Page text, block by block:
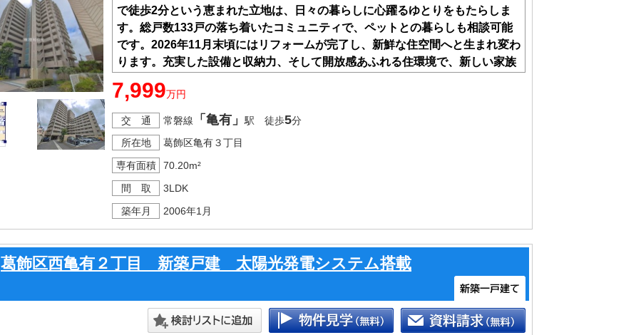
で徒歩2分という恵まれた立地は、日々の暮らしに心躍るゆとりをもたらしま
す。総戸数133戸の落ち着いたコミュニティで、ペットとの暮らしも相談可能
です。2026年11月末頃にはリフォームが完了し、新鮮な住空間へと生まれ変わ
ります。充実した設備と収納力、そして開放感あふれる住環境で、新しい家族
7,999万円
交 通 常磐線 「亀有」 駅 徒歩5分
所在地
葛飾区亀有３丁目
専有面積
70.20m²
間 取
3LDK
築年月
2006年1月
葛飾区西亀有２丁目 新築戸建 太陽光発電システム搭載